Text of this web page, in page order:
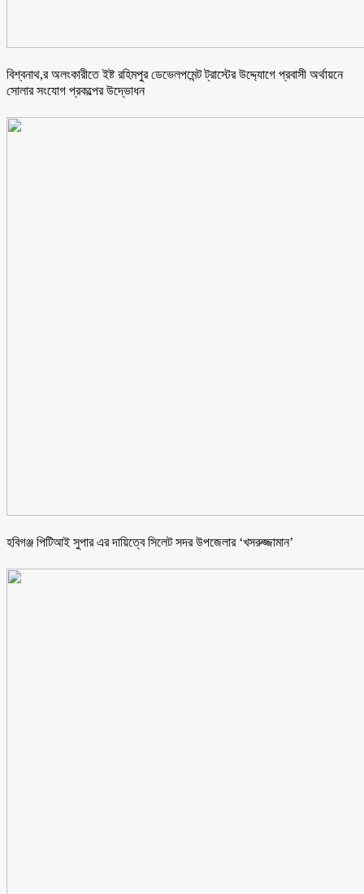
বিশ্বনাথ,র অলংকারীতে ইষ্ট রহিমপুর ডেভেলপমেন্ট ট্রাস্টের উদ্দ্যোগে প্রবাসী অর্থায়নে
সোলার সংযোগ প্রকল্পের উদ্ভোধন
হবিগঞ্জ পিটিআই সুপার এর দায়িত্বে সিলেট সদর উপজেলার ‘খসরুজ্জামান’